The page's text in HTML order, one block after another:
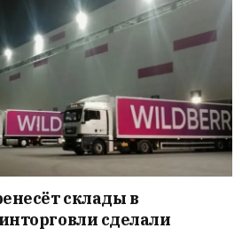
склады в
сделали